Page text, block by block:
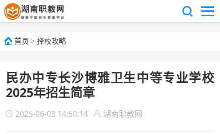
首页 > 择校攻略
民办中专长沙博雅卫生中等专业学校
2025年招生简章
2025-06-03 14:50:14 湖南职教网